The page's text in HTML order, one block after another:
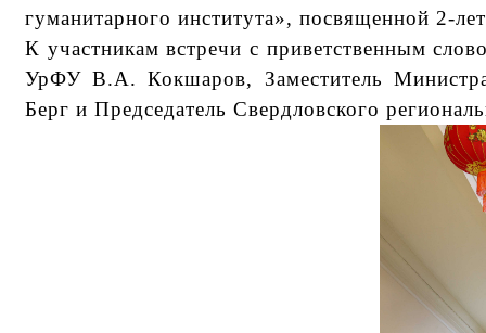
гуманитарного института», посвященной 2-
К участникам встречи с приветственным
УрФУ В.А. Кокшаров, Заместитель
Берг и Председатель Свердловского